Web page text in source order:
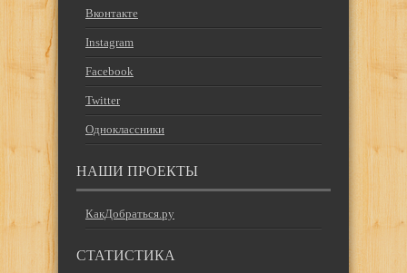
Вконтакте
Instagram
Facebook
Twitter
Одноклассники
НАШИ ПРОЕКТЫ
КакДобраться.ру
СТАТИСТИКА